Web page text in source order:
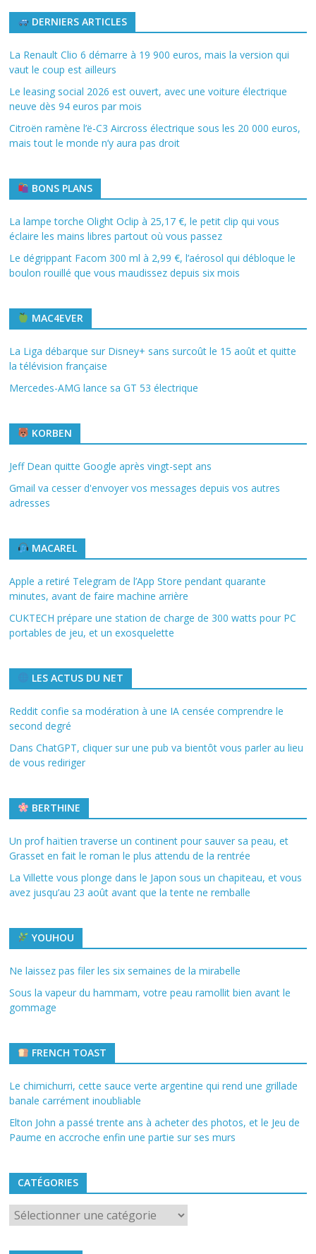
DERNIERS ARTICLES
La Renault Clio 6 démarre à 19 900 euros, mais la version qui
vaut le coup est ailleurs
Le leasing social 2026 est ouvert, avec une voiture électrique
neuve dès 94 euros par mois
Citroën ramène l’ë-C3 Aircross électrique sous les 20 000 euros,
mais tout le monde n’y aura pas droit
BONS PLANS
La lampe torche Olight Oclip à 25,17 €, le petit clip qui vous
éclaire les mains libres partout où vous passez
Le dégrippant Facom 300 ml à 2,99 €, l’aérosol qui débloque le
boulon rouillé que vous maudissez depuis six mois
MAC4EVER
La Liga débarque sur Disney+ sans surcoût le 15 août et quitte
la télévision française
Mercedes-AMG lance sa GT 53 électrique
KORBEN
Jeff Dean quitte Google après vingt-sept ans
Gmail va cesser d'envoyer vos messages depuis vos autres
adresses
MACAREL
Apple a retiré Telegram de l’App Store pendant quarante
minutes, avant de faire machine arrière
CUKTECH prépare une station de charge de 300 watts pour PC
portables de jeu, et un exosquelette
LES ACTUS DU NET
Reddit confie sa modération à une IA censée comprendre le
second degré
Dans ChatGPT, cliquer sur une pub va bientôt vous parler au lieu
de vous rediriger
BERTHINE
Un prof haïtien traverse un continent pour sauver sa peau, et
Grasset en fait le roman le plus attendu de la rentrée
La Villette vous plonge dans le Japon sous un chapiteau, et vous
avez jusqu’au 23 août avant que la tente ne remballe
YOUHOU
Ne laissez pas filer les six semaines de la mirabelle
Sous la vapeur du hammam, votre peau ramollit bien avant le
gommage
FRENCH TOAST
Le chimichurri, cette sauce verte argentine qui rend une grillade
banale carrément inoubliable
Elton John a passé trente ans à acheter des photos, et le Jeu de
Paume en accroche enfin une partie sur ses murs
CATÉGORIES
Catégories